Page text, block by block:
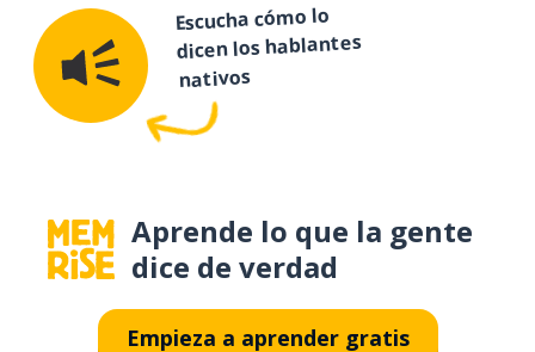
Escucha cómo lo
dicen los hablantes
nativos
Aprende lo que la gente
dice de verdad
Empieza a aprender gratis